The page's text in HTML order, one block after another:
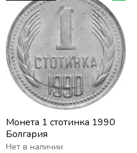
Монета 1 стотинка 1990
Болгария
Нет в наличии